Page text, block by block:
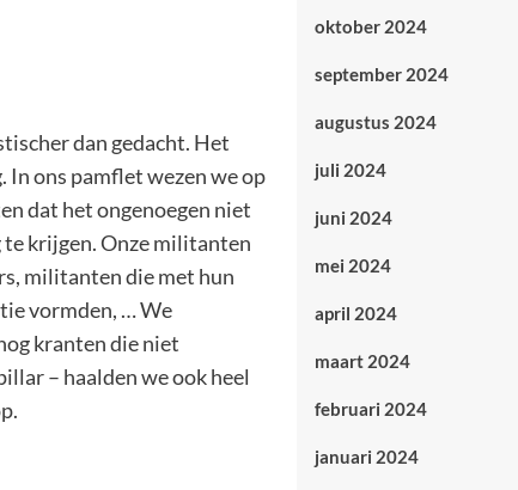
dan gedacht. Het
In ons pamflet wezen we op
dat het ongenoegen niet
krijgen. Onze militanten
militanten die met hun
vormden, … We
kranten die niet
– haalden we ook heel
oktober 2024
september 2024
augustus 2024
juli 2024
juni 2024
mei 2024
april 2024
maart 2024
februari 2024
januari 2024